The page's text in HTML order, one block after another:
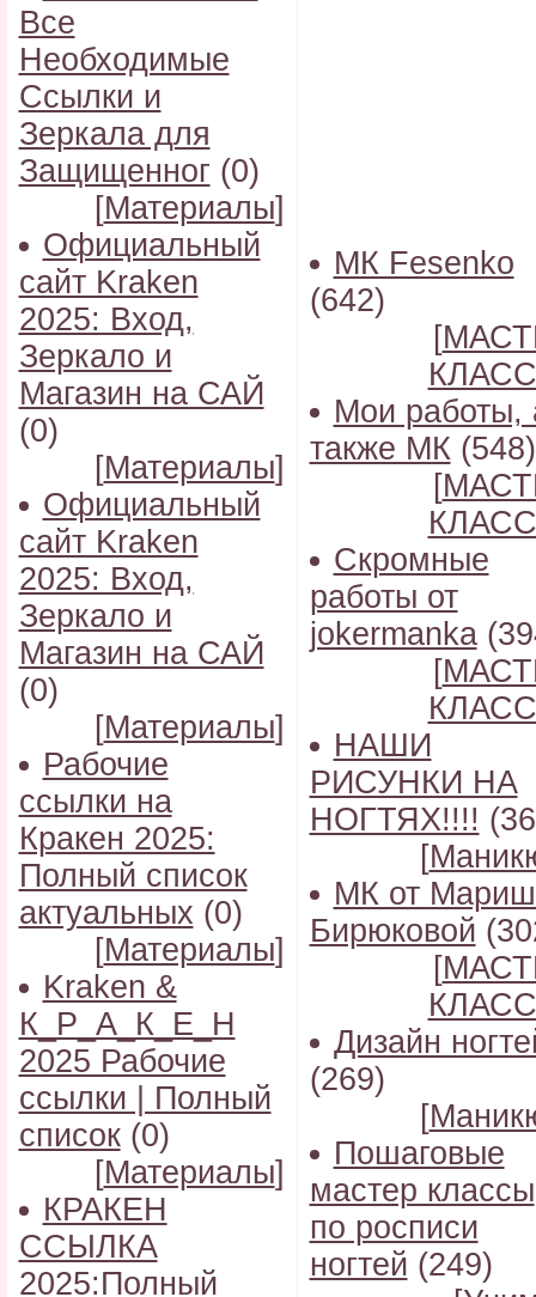
Все
Необходимые
Ссылки и
Зеркала для
Защищенног (0)
[Материалы]
Официальный
сайт Kraken
2025: Вход,
Зеркало и
Магазин на САЙ
(0)
[Материалы]
Официальный
сайт Kraken
2025: Вход,
Зеркало и
Магазин на САЙ
(0)
[Материалы]
Рабочие
ссылки на
Кракен 2025:
Полный список
актуальных (0)
[Материалы]
Kraken &
К_Р_А_К_Е_Н
2025 Рабочие
ссылки | Полный
список (0)
[Материалы]
КРАКЕН
ССЫЛКА
2025:Полный
МК Fesenko
(642)
[
Мои работы,
также МК (548)
[
Скромные
работы от
jokermanka
[
НАШИ
РИСУНКИ НА
НОГТЯХ!!!!
[
МК от
Бирюковой
[
Дизайн
(269)
[
Пошаговые
мастер классы
по росписи
ногтей (249)